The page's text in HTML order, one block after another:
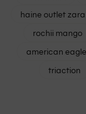
haine outlet zara
rochii mango
american eagle
triaction